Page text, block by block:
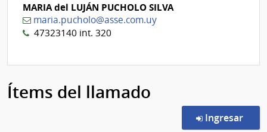
MARIA del LUJÁN PUCHOLO SILVA
maria.pucholo@asse.com.uy
47323140 int. 320
Ítems del llamado
Ingresar